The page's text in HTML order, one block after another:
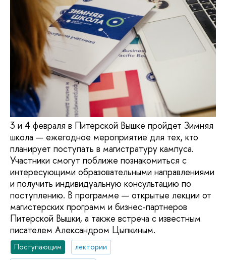
3 и 4 февраля в Питерской Вышке пройдет Зимняя
школа — ежегодное мероприятие для тех, кто
планирует поступать в магистратуру кампуса.
Участники смогут поближе познакомиться с
интересующими образовательными направлениями
и получить индивидуальную консультацию по
поступлению. В программе — открытые лекции от
магистерских программ и бизнес-партнеров
Питерской Вышки, а также встреча с известным
писателем Александром Цыпкиным.
Поступающим
лектории